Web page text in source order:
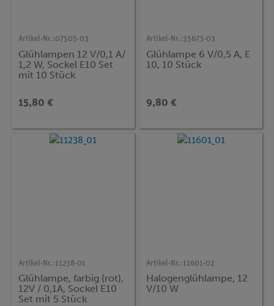
Artikel-Nr.:07505-03
Glühlampen 12 V/0,1 A/
1,2 W, Sockel E10 Set
mit 10 Stück
15,80 €
Artikel-Nr.:35673-03
Glühlampe 6 V/0,5 A, E
10, 10 Stück
9,80 €
Artikel-Nr.:11238-01
Glühlampe, farbig (rot),
12V / 0,1A, Sockel E10
Set mit 5 Stück
Artikel-Nr.:11601-02
Halogenglühlampe, 12
V/10 W